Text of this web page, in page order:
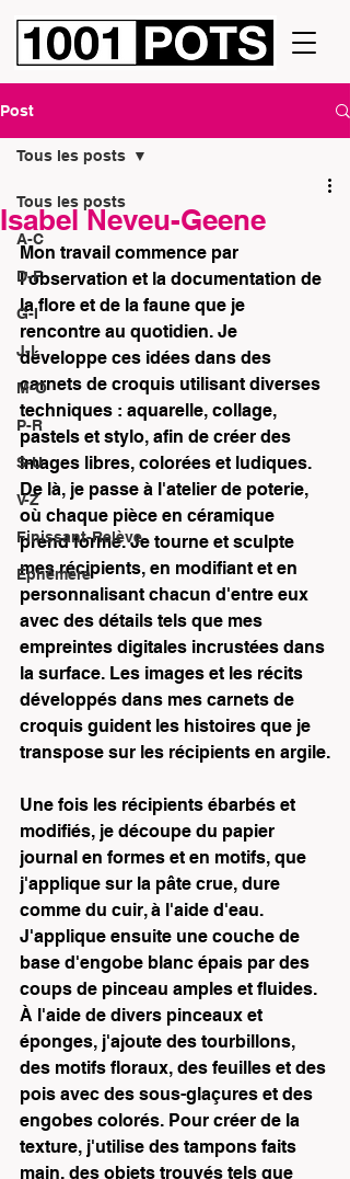
Post
Tous les posts
A-C
D-F
G-I
J-L
M-O
P-R
S-U
V-Z
Finissant-Relève
Éphémère
Tous les posts
Isabel Neveu-Geene
Mon travail commence par
l'observation et la documentation de
la flore et de la faune que je
rencontre au quotidien. Je
développe ces idées dans des
carnets de croquis utilisant diverses
techniques : aquarelle, collage,
pastels et stylo, afin de créer des
images libres, colorées et ludiques.
De là, je passe à l'atelier de poterie,
où chaque pièce en céramique
prend forme. Je tourne et sculpte
mes récipients, en modifiant et en
personnalisant chacun d'entre eux
avec des détails tels que mes
empreintes digitales incrustées dans
la surface. Les images et les récits
développés dans mes carnets de
croquis guident les histoires que je
transpose sur les récipients en argile.
Une fois les récipients ébarbés et
modifiés, je découpe du papier
journal en formes et en motifs, que
j'applique sur la pâte crue, dure
comme du cuir, à l'aide d'eau.
J'applique ensuite une couche de
base d'engobe blanc épais par des
coups de pinceau amples et fluides.
À l'aide de divers pinceaux et
éponges, j'ajoute des tourbillons,
des motifs floraux, des feuilles et des
pois avec des sous-glaçures et des
engobes colorés. Pour créer de la
texture, j'utilise des tampons faits
main, des objets trouvés tels que